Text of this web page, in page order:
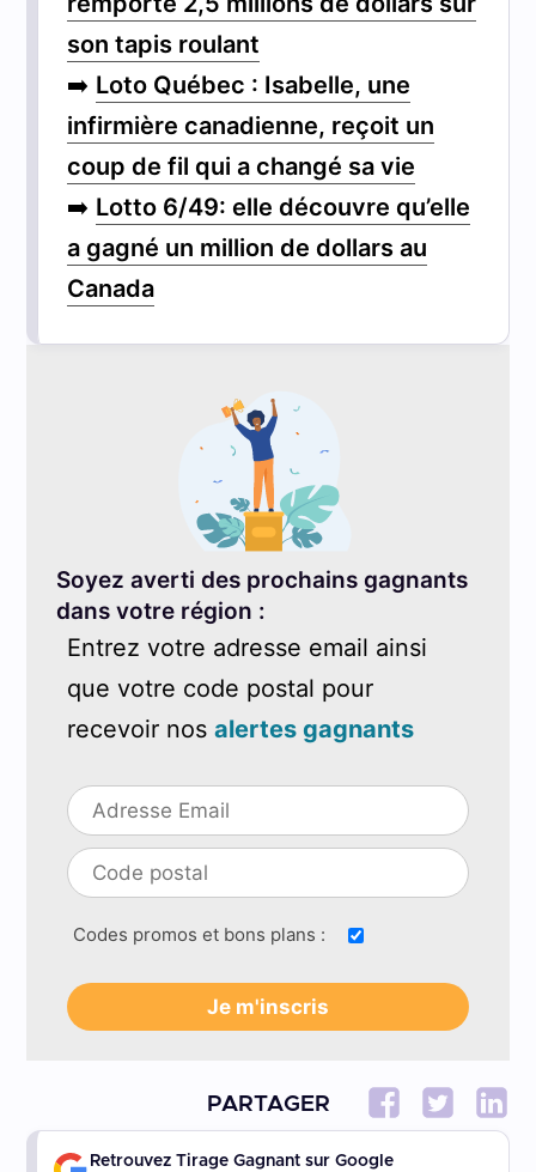
son tapis roulant
➡️ Loto Québec : Isabelle, une
infirmière canadienne, reçoit un
coup de fil qui a changé sa vie
➡️ Lotto 6/49: elle découvre qu’elle
a gagné un million de dollars au
Canada
Soyez averti des prochains gagnants
dans votre région :
Entrez votre adresse email ainsi
que votre code postal pour
recevoir nos alertes gagnants
Codes promos et bons plans :
PARTAGER
Retrouvez Tirage Gagnant sur Google